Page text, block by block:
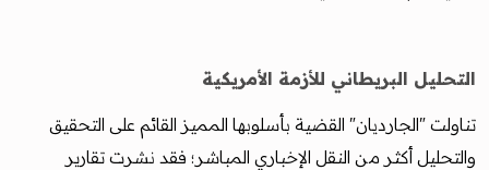
التحليل البريطاني للأزمة الأمريكية
تناولت "الجارديان" القضية بأسلوبها المميز القائم على التحقيق
والتحليل أكثر من النقل الإخباري المباشر؛ فقد نشرت تقارير